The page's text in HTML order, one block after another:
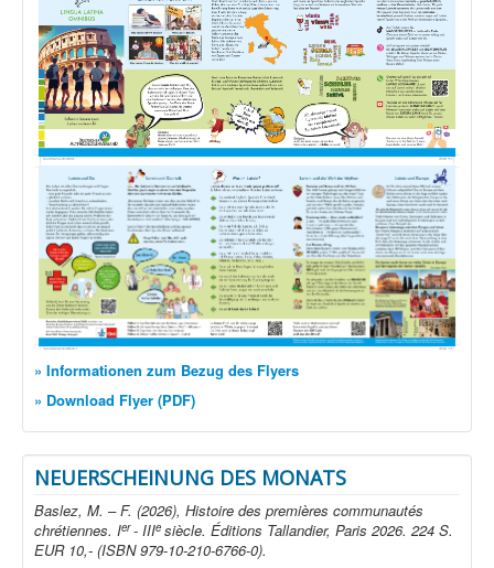
» Informationen zum Bezug des Flyers
» Download Flyer (PDF)
NEUERSCHEINUNG DES MONATS
Baslez, M. – F. (2026), Histoire des premières communautés
chrétiennes. Ier- IIIe siècle. Éditions Tallandier, Paris 2026. 224 S.
EUR 10,- (ISBN 979-10-210-6766-0).